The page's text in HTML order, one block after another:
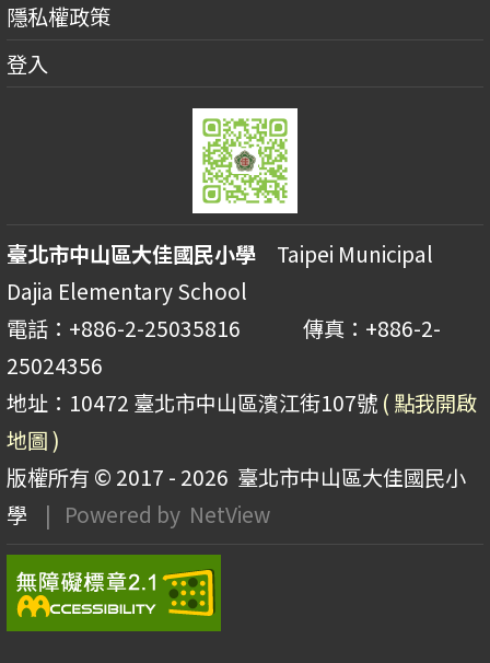
隱私權政策
登入
臺北市中山區大佳國民小學 Taipei Municipal
Dajia Elementary School
電話：+886-2-25035816 傳真：+886-2-
25024356
地址：10472 臺北市中山區濱江街107號 ( 點我開啟
地圖 )
版權所有 © 2017 - 2026 臺北市中山區大佳國民小
學
| Powered by NetView